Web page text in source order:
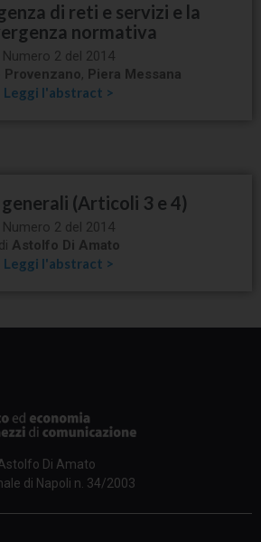
di reti e servizi e la
normativa
Numero 2 del 2014
Provenzano, Piera Messana
Leggi l'abstract >
(Articoli 3 e 4)
Numero 2 del 2014
di Astolfo Di Amato
Leggi l'abstract >
Di Amato
di Napoli n. 34/2003